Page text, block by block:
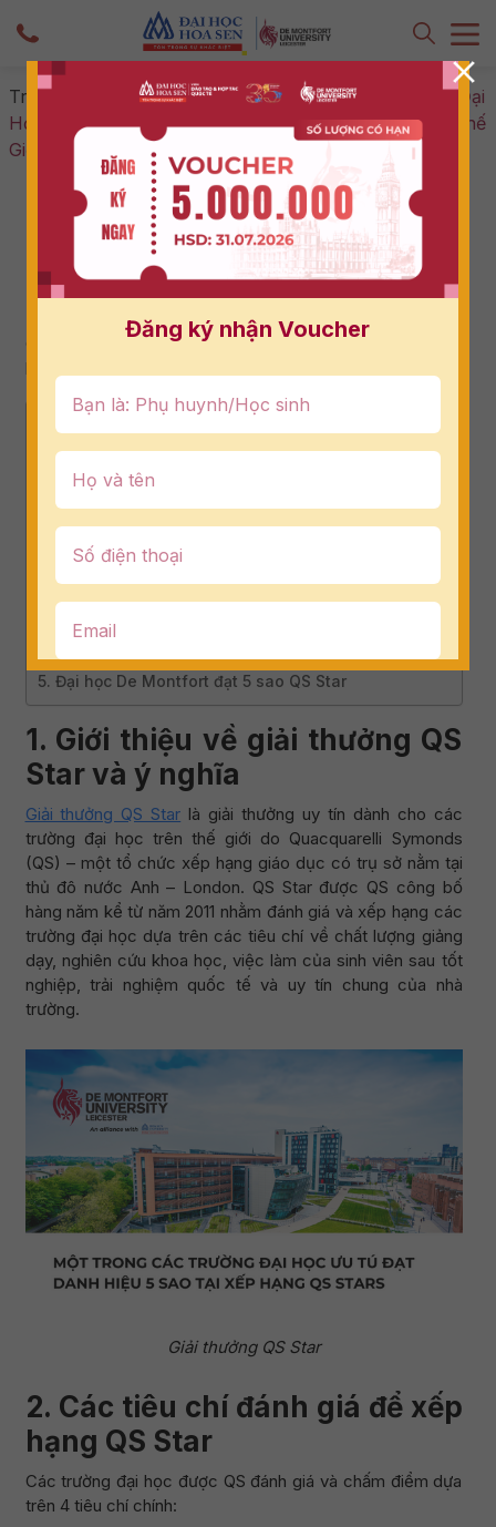
Trang chủ Hợp tác doanh nghiệp-Qs Star 5 Sao – Đại
Học De Montfort Giành Top 100 Đại Học Đỉnh Nhất Thế
Giới
Qs Star 5 Sao – Đại Học De Montfort
Giành Top 100 Đại Học Đỉnh Nhất Thế
Giới
02/05/2024
Giải thưởng QS Star – thước đo uy tín của các trường đại
Nội dung bài viết
1. Giới thiệu về giải thưởng QS Star và ý nghĩa
2. Các tiêu chí đánh giá để xếp hạng QS Star
3. Phân loại các hạng sao trong QS Star và ý nghĩa
4. Top 100 trường 5 sao QS Star – tinh hoa giáo dục
thế giới
4.1 Một số trường đạt 5 sao QS Star nổi bật tại
Anh Quốc
4.3 Các trường đại học hàng đầu châu Á đạt 5
sao QS Star
5. Đại học De Montfort đạt 5 sao QS Star
1. Giới thiệu về giải thưởng QS
Star và ý nghĩa
Giải thưởng QS Star là giải thưởng uy tín dành cho các
trường đại học trên thế giới do Quacquarelli Symonds
(QS) – một tổ chức xếp hạng giáo dục có trụ sở nằm tại
thủ đô nước Anh – London. QS Star được QS công bố
hàng năm kể từ năm 2011 nhằm đánh giá và xếp hạng các
trường đại học dựa trên các tiêu chí về chất lượng giảng
dạy, nghiên cứu khoa học, việc làm của sinh viên sau tốt
nghiệp, trải nghiệm quốc tế và uy tín chung của nhà
trường.
Giải thưởng QS Star
2. Các tiêu chí đánh giá để xếp
hạng QS Star
Các trường đại học được QS đánh giá và chấm điểm dựa
trên 4 tiêu chí chính:
Đăng ký nhận Voucher